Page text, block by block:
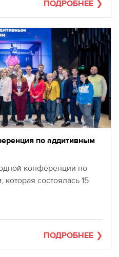
ПОДРОБНЕЕ
по аддитивным
конференции по
состоялась 15
ПОДРОБНЕЕ